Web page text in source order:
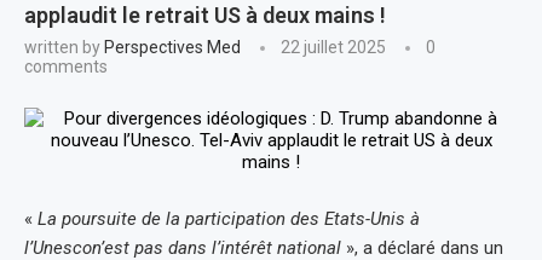
applaudit le retrait US à deux mains !
written by Perspectives Med 22 juillet 2025
0
comments
« La poursuite de la participation des Etats-Unis à
l’Unescon’est pas dans l’intérêt national », a déclaré dans un